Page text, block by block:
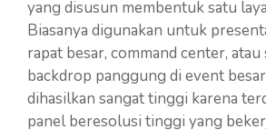
yang disusun membentuk satu
Biasanya digunakan untuk
rapat besar, command center, atau
backdrop panggung di event
dihasilkan sangat tinggi karena
panel beresolusi tinggi yang